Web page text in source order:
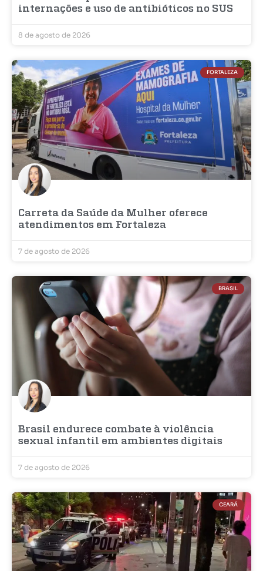
internações e uso de antibióticos no SUS
8 de agosto de 2026
FORTALEZA
Carreta da Saúde da Mulher oferece
atendimentos em Fortaleza
7 de agosto de 2026
BRASIL
Brasil endurece combate à violência
sexual infantil em ambientes digitais
7 de agosto de 2026
CEARÁ